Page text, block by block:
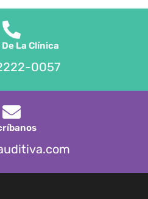
La Clínica
0057